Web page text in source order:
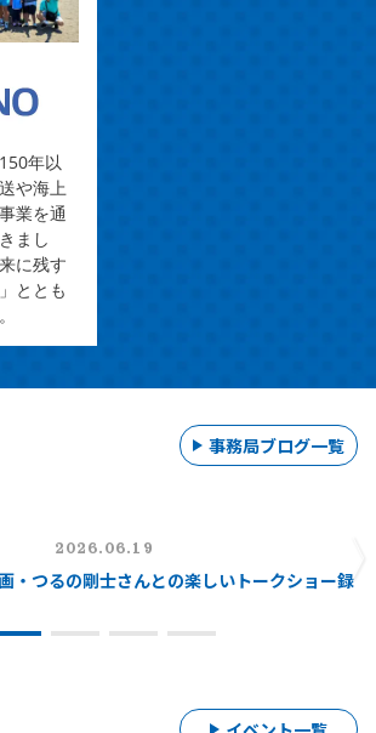
勉強会開催
】2026年6月10日（水）19:00〜20:00
ます。是非お気軽にお申し込みくださ
勉強会開催
勉強会開催！参加者募集中】2026年2
年以
や海上
業を通
まし
に残す
ととも
事務局ブログ一覧
・つるの剛士さんとの楽しいトークショー録
2026.06.19